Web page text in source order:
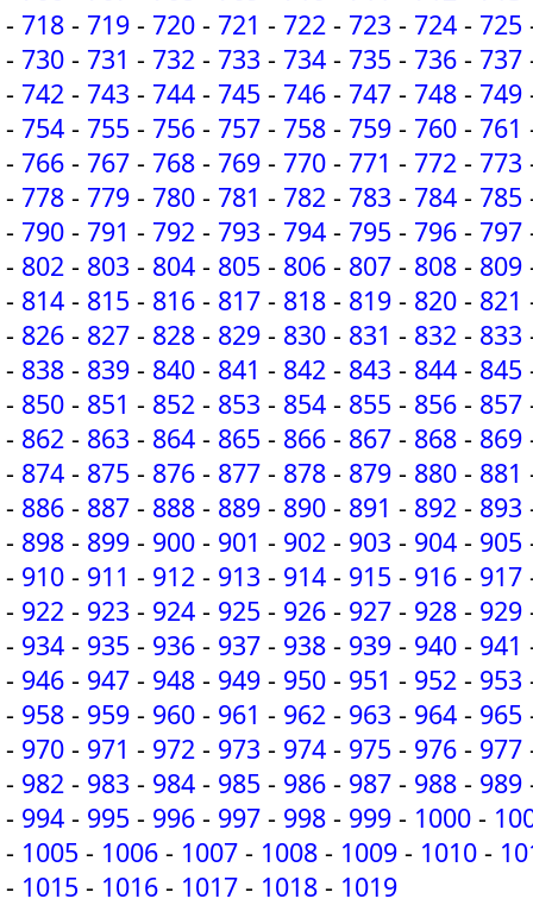
- 718 - 719 - 720 - 721 - 722 - 723 - 724 - 725
- 730 - 731 - 732 - 733 - 734 - 735 - 736 - 737
- 742 - 743 - 744 - 745 - 746 - 747 - 748 - 749
- 754 - 755 - 756 - 757 - 758 - 759 - 760 - 761
- 766 - 767 - 768 - 769 - 770 - 771 - 772 - 773
- 778 - 779 - 780 - 781 - 782 - 783 - 784 - 785
- 790 - 791 - 792 - 793 - 794 - 795 - 796 - 797
- 802 - 803 - 804 - 805 - 806 - 807 - 808 - 809
- 814 - 815 - 816 - 817 - 818 - 819 - 820 - 821
- 826 - 827 - 828 - 829 - 830 - 831 - 832 - 833
- 838 - 839 - 840 - 841 - 842 - 843 - 844 - 845
- 850 - 851 - 852 - 853 - 854 - 855 - 856 - 857
- 862 - 863 - 864 - 865 - 866 - 867 - 868 - 869
- 874 - 875 - 876 - 877 - 878 - 879 - 880 - 881
- 886 - 887 - 888 - 889 - 890 - 891 - 892 - 893
- 898 - 899 - 900 - 901 - 902 - 903 - 904 - 905
- 910 - 911 - 912 - 913 - 914 - 915 - 916 - 917
- 922 - 923 - 924 - 925 - 926 - 927 - 928 - 929
- 934 - 935 - 936 - 937 - 938 - 939 - 940 - 941
- 946 - 947 - 948 - 949 - 950 - 951 - 952 - 953
- 958 - 959 - 960 - 961 - 962 - 963 - 964 - 965
- 970 - 971 - 972 - 973 - 974 - 975 - 976 - 977
- 982 - 983 - 984 - 985 - 986 - 987 - 988 - 989
- 994 - 995 - 996 - 997 - 998 - 999 - 1000 -
- 1005 - 1006 - 1007 - 1008 - 1009 - 1010 -
- 1015 - 1016 - 1017 - 1018 - 1019